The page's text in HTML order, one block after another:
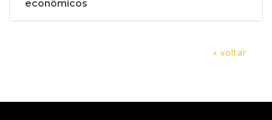
econômicos
« voltar